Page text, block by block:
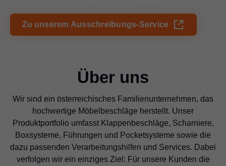
Zu unserem Ausschreibungs-Service
Über uns
Wir sind ein österreichisches Familienunternehmen, das
hochwertige Möbelbeschläge herstellt. Unser
Produktportfolio umfasst Klappenbeschläge, Scharniere,
Boxsysteme, Führungen und Pocketsysteme sowie die
dazu passenden Verarbeitungshilfen und Services. Dabei
verfolgen wir ein einziges Ziel: Für unsere Kunden die